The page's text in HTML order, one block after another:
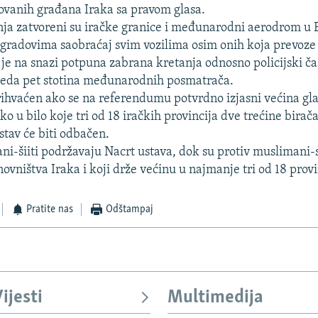
građana Iraka sa pravom glasa.
zatvoreni su iračke granice i međunarodni aerodrom u
saobraćaj svim vozilima osim onih koja
na snazi potpuna zabrana kretanja odnosno policijski
pet stotina međunarodnih posmatrača.
ako se na referendumu potvrdno izjasni većina
u bilo koje tri od 18 iračkih provincija dve trećine
će biti odbačen.
šiiti podržavaju Nacrt ustava, dok su protiv
Iraka i koji drže većinu u najmanje tri od 18
Pratite nas Odštampaj
Multimedija